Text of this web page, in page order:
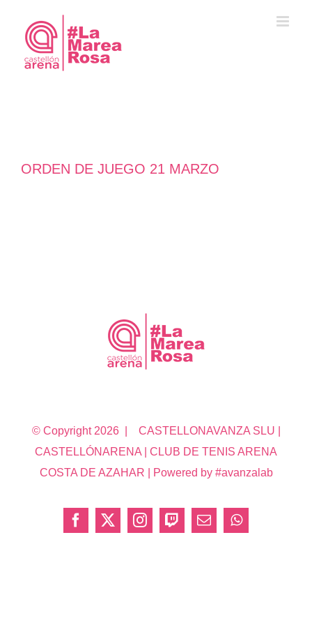
contenido
ORDEN DE JUEGO 21 MARZO
© Copyright 2026 | CASTELLONAVANZA SLU |
CASTELLÓNARENA | CLUB DE TENIS ARENA
COSTA DE AZAHAR | Powered by #avanzalab
Facebook
X InstagramTwitchCorreoWhatsApp